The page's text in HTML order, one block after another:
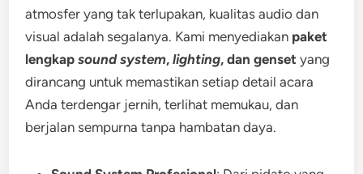
atmosfer yang tak terlupakan, kualitas audio dan
visual adalah segalanya. Kami menyediakan paket
lengkapsound system,lighting, dan genset yang
dirancang untuk memastikan setiap detail acara
Anda terdengar jernih, terlihat memukau, dan
berjalan sempurna tanpa hambatan daya.